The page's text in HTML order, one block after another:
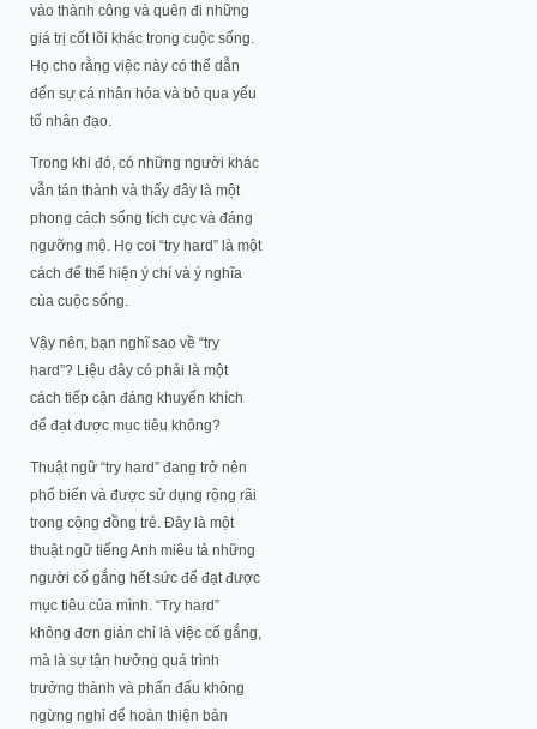
vào thành công và quên đi những
giá trị cốt lõi khác trong cuộc sống.
Họ cho rằng việc này có thể dẫn
đến sự cá nhân hóa và bỏ qua yếu
tố nhân đạo.
Trong khi đó, có những người khác
vẫn tán thành và thấy đây là một
phong cách sống tích cực và đáng
ngưỡng mộ. Họ coi “try hard” là một
cách để thể hiện ý chí và ý nghĩa
của cuộc sống.
Vậy nên, bạn nghĩ sao về “try
hard”? Liệu đây có phải là một
cách tiếp cận đáng khuyến khích
để đạt được mục tiêu không?
Thuật ngữ “try hard” đang trở nên
phổ biến và được sử dụng rộng rãi
trong cộng đồng trẻ. Đây là một
thuật ngữ tiếng Anh miêu tả những
người cố gắng hết sức để đạt được
mục tiêu của mình. “Try hard”
không đơn giản chỉ là việc cố gắng,
mà là sự tận hưởng quá trình
trưởng thành và phấn đấu không
ngừng nghỉ để hoàn thiện bản